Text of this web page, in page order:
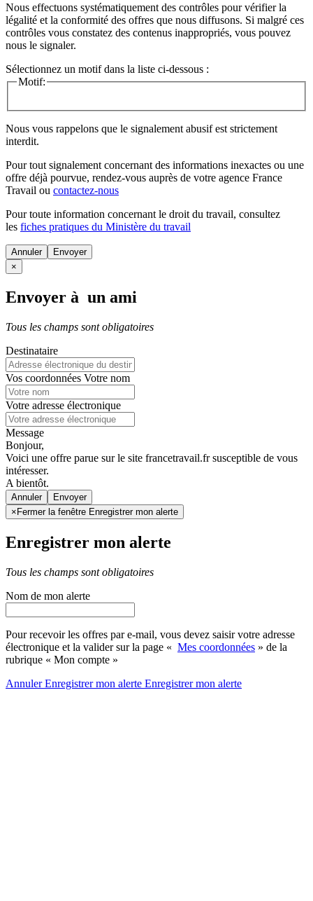
Nous effectuons systématiquement des contrôles pour vérifier la
légalité et la conformité des offres que nous diffusons. Si malgré ces
contrôles vous constatez des contenus inappropriés, vous pouvez
nous le signaler.
Sélectionnez un motif dans la liste ci-dessous :
Motif:
Nous vous rappelons que le signalement abusif est strictement
interdit.
Pour tout signalement concernant des informations inexactes ou une
offre déjà pourvue, rendez-vous auprès de votre agence France
Travail ou contactez-nous
Pour toute information concernant le droit du travail, consultez
les fiches pratiques du Ministère du travail
Annuler
×
Envoyer à un ami
Tous les champs sont obligatoires
Destinataire
Vos coordonnées Votre nom
Votre adresse électronique
Message
Bonjour,
Voici une offre parue sur le site francetravail.fr susceptible de vous
intéresser.
A bientôt.
Annuler
× Fermer la fenêtre Enregistrer mon alerte
Enregistrer mon alerte
Tous les champs sont obligatoires
Nom de mon alerte
Pour recevoir les offres par e-mail, vous devez saisir votre adresse
électronique et la valider sur la page « Mes coordonnées » de la
rubrique « Mon compte »
AnnulerEnregistrer mon alerte Enregistrermon alerte